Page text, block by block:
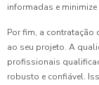
informadas e
Por fim, a contratação
ao seu projeto. A
profissionais
robusto e confiável.